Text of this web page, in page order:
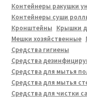
Контейнеры ракушки
Контейнеры суши
Кронштейны Крышки
Мешки хозяйственные
Средства гигиены
Средства
Средства для мытья
Средства для мытья
Средства для чистки